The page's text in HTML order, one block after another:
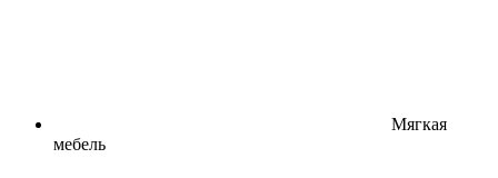
Мягкая
мебель